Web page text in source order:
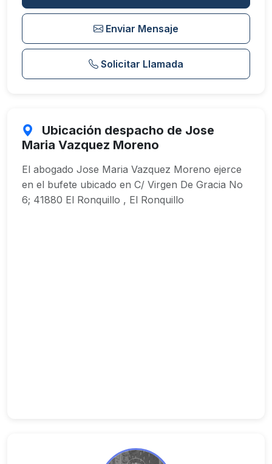
Enviar Mensaje
Solicitar Llamada
Ubicación despacho de Jose
Maria Vazquez Moreno
El abogado Jose Maria Vazquez Moreno ejerce
en el bufete ubicado en C/ Virgen De Gracia No
6; 41880 El Ronquillo , El Ronquillo